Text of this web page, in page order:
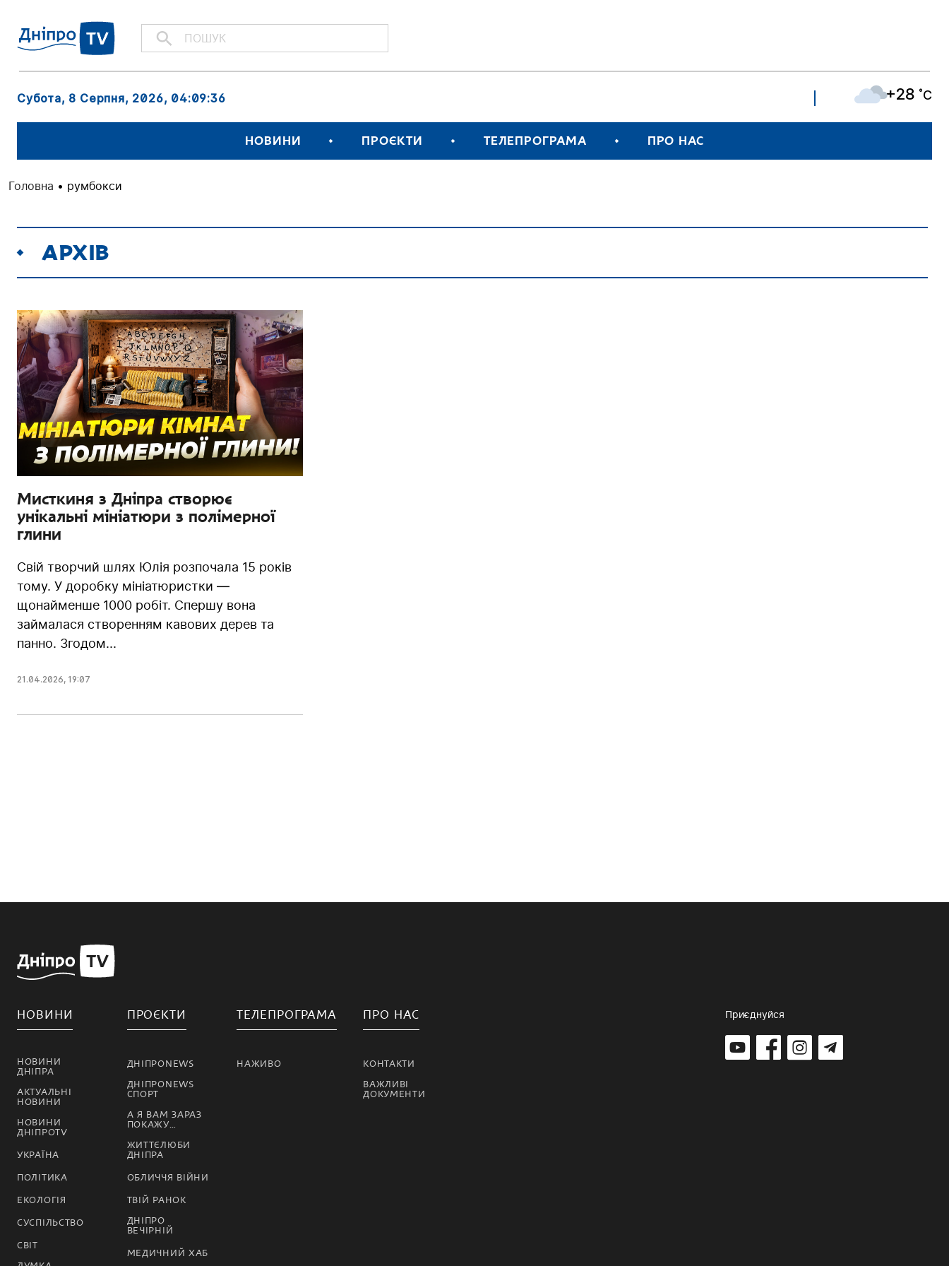
Субота, 8 Серпня, 2026, 04:09:36 +28 ˚C
НОВИНИ ПРОЄКТИ ТЕЛЕПРОГРАМА ПРО НАС
Головна • румбокси
АРХІВ
Мисткиня з Дніпра створює
унікальні мініатюри з полімерної
глини
Свій творчий шлях Юлія розпочала 15 років
тому. У доробку мініатюристки —
щонайменше 1000 робіт. Спершу вона
займалася створенням кавових дерев та
панно. Згодом...
21.04.2026, 19:07
НОВИНИ
НОВИНИ
ДНІПРА
АКТУАЛЬНІ
НОВИНИ
НОВИНИ
ДНІПРОTV
УКРАЇНА
ПОЛІТИКА
ЕКОЛОГІЯ
СУСПІЛЬСТВО
СВІТ
ПРОЄКТИ
ДНІПРОNEWS
ДНІПРОNEWS
СПОРТ
А Я ВАМ ЗАРАЗ
ПОКАЖУ…
ЖИТТЄЛЮБИ
ДНІПРА
ОБЛИЧЧЯ ВІЙНИ
ТВІЙ РАНОК
ДНІПРО
ВЕЧІРНІЙ
МЕДИЧНИЙ ХАБ
ТЕЛЕПРОГРАМА
НАЖИВО
ПРО НАС
КОНТАКТИ
ВАЖЛИВІ
ДОКУМЕНТИ
Приєднуйся